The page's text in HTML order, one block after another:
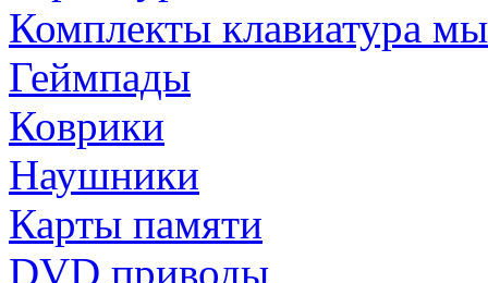
Комплекты клавиатура
Геймпады
Коврики
Наушники
Карты памяти
DVD приводы